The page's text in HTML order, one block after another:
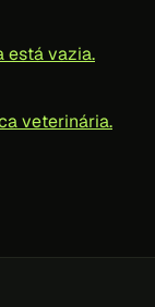
está vazia.
veterinária.